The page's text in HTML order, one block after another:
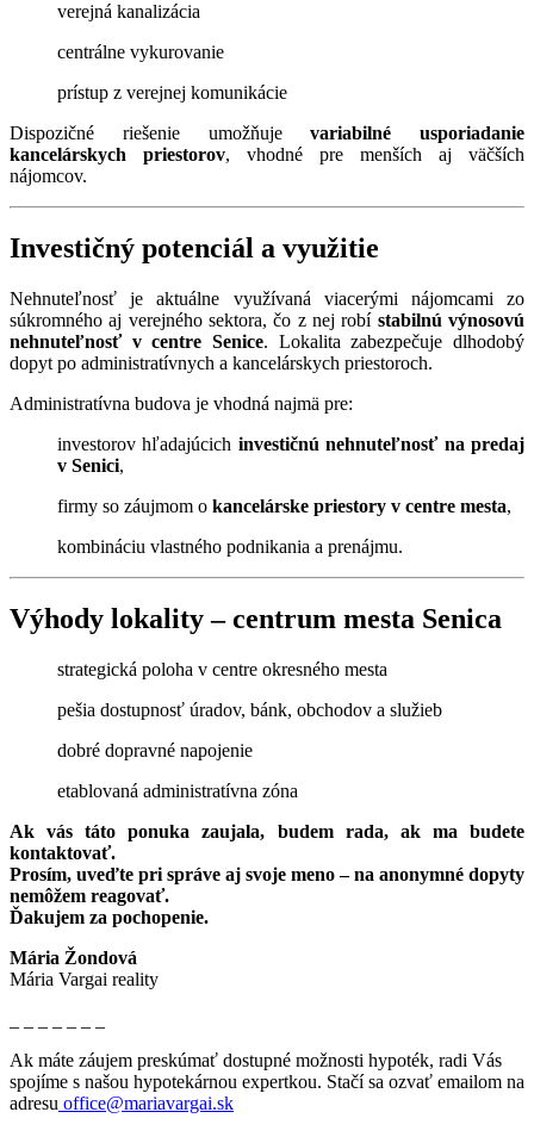
verejná kanalizácia
centrálne vykurovanie
prístup z verejnej komunikácie
Dispozičné riešenie umožňujevariabilné usporiadanie
kancelárskych priestorov, vhodné pre menších aj väčších
nájomcov.
Investičný potenciál a využitie
Nehnuteľnosť je aktuálne využívaná viacerými nájomcami zo
súkromného aj verejného sektora, čo z nej robí stabilnú výnosovú
nehnuteľnosť v centre Senice. Lokalita zabezpečuje dlhodobý
dopyt po administratívnych a kancelárskych priestoroch.
Administratívna budova je vhodná najmä pre:
investorov hľadajúcich investičnú nehnuteľnosť na predaj
v Senici,
firmy so záujmom o kancelárske priestory v centre mesta,
kombináciu vlastného podnikania a prenájmu.
Výhody lokality – centrum mesta Senica
strategická poloha v centre okresného mesta
pešia dostupnosť úradov, bánk, obchodov a služieb
dobré dopravné napojenie
etablovaná administratívna zóna
Ak vás táto ponuka zaujala, budem rada, ak ma budete
kontaktovať.
Prosím, uveďte pri správe aj svoje meno – na anonymné dopyty
nemôžem reagovať.
Ďakujem za pochopenie.
Mária Žondová
Mária Vargai reality
Ak máte záujem preskúmať dostupné možnosti hypoték, radi Vás
spojíme s našou hypotekárnou expertkou. Stačí sa ozvať emailom na
adresu office@mariavargai.sk